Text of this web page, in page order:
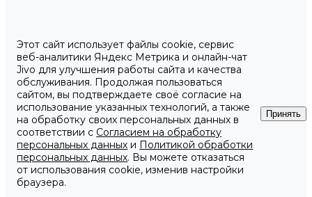
Этот сайт использует файлы cookie, сервис
веб-аналитики Яндекс Метрика и онлайн-чат
Jivo для улучшения работы сайта и качества
обслуживания. Продолжая пользоваться
сайтом, вы подтверждаете своё согласие на
использование указанных технологий, а также
на обработку своих персональных данных в
соответствии с Согласием на обработку
персональных данных и Политикой обработки
персональных данных. Вы можете отказаться
от использования cookie, изменив настройки
браузера.
Принять